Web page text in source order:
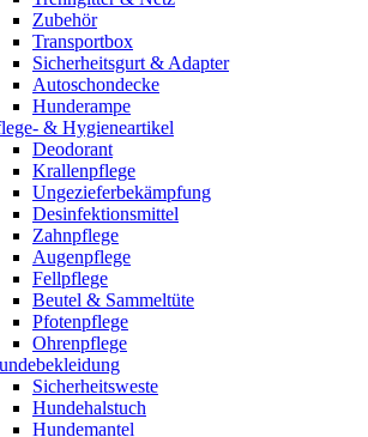
Zubehör
Transportbox
Sicherheitsgurt & Adapter
Autoschondecke
Hunderampe
& Hygieneartikel
Deodorant
Krallenpflege
Ungezieferbekämpfung
Desinfektionsmittel
Zahnpflege
Augenpflege
Fellpflege
Beutel & Sammeltüte
Pfotenpflege
Ohrenpflege
Sicherheitsweste
Hundehalstuch
Hundemantel